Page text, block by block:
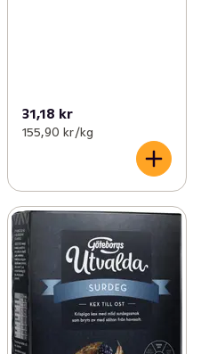
31,18 kr
155,90 kr /kg